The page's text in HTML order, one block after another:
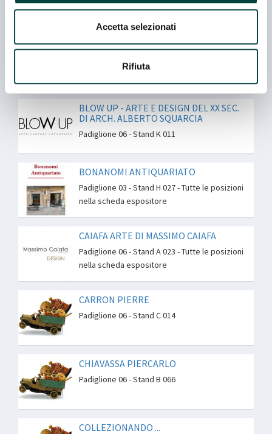
Accetta selezionati
Rifiuta
BEGGI ANTICHITA' DI BEGGI GABRIELE
BLOW UP - ARTE E DESIGN DEL XX SEC.
DI ARCH. ALBERTO SQUARCIA
Padiglione 06 - Stand K 011
BONANOMI ANTIQUARIATO
Padiglione 03 - Stand H 027 - Tutte le posizioni
nella scheda espositore
CAIAFA ARTE DI MASSIMO CAIAFA
Padiglione 06 - Stand A 023 - Tutte le posizioni
nella scheda espositore
CARRON PIERRE
Padiglione 06 - Stand C 014
CHIAVASSA PIERCARLO
Padiglione 06 - Stand B 066
COLLEZIONANDO ...